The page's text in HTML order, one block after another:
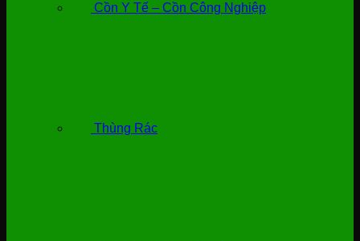
Cồn Y Tế – Cồn Công Nghiệp
Thùng Rác